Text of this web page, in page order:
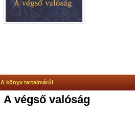
A könyv tartalmáról
A végső valóság